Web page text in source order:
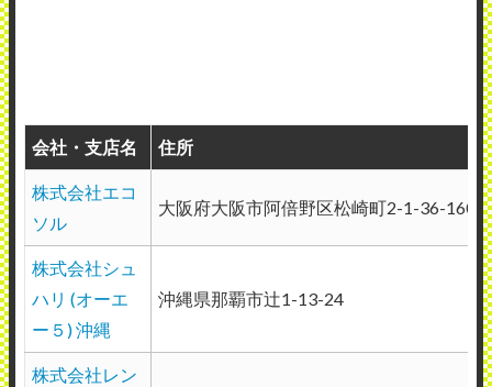
会社・支店名 住所
株式会社エコ
ソル
大阪府大阪市阿倍野区松崎町2-1-36-1607
株式会社シュ
ハリ (オーエ
ー５) 沖縄
沖縄県那覇市辻1-13-24
株式会社レン